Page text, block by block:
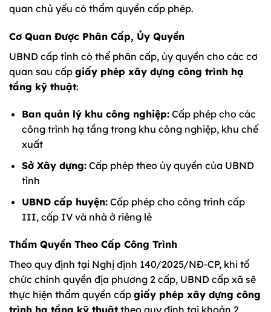
quan chủ yếu có thẩm quyền cấp phép.
Cơ Quan Được Phân Cấp, Ủy Quyền
UBND cấp tỉnh có thể phân cấp, ủy quyền cho các cơ
quan sau cấp giấy phép xây dựng công trình hạ
tầng kỹ thuật:
Ban quản lý khu công nghiệp:Cấp phép cho các
công trình hạ tầng trong khu công nghiệp, khu chế
xuất
Sở Xây dựng:Cấp phép theo ủy quyền của UBND
tỉnh
UBND cấp huyện:Cấp phép cho công trình cấp
III, cấp IV và nhà ở riêng lẻ
Thẩm Quyền Theo Cấp Công Trình
Theo quy định tại Nghị định 140/2025/NĐ-CP, khi tổ
chức chính quyền địa phương 2 cấp, UBND cấp xã sẽ
thực hiện thẩm quyền cấp giấy phép xây dựng công